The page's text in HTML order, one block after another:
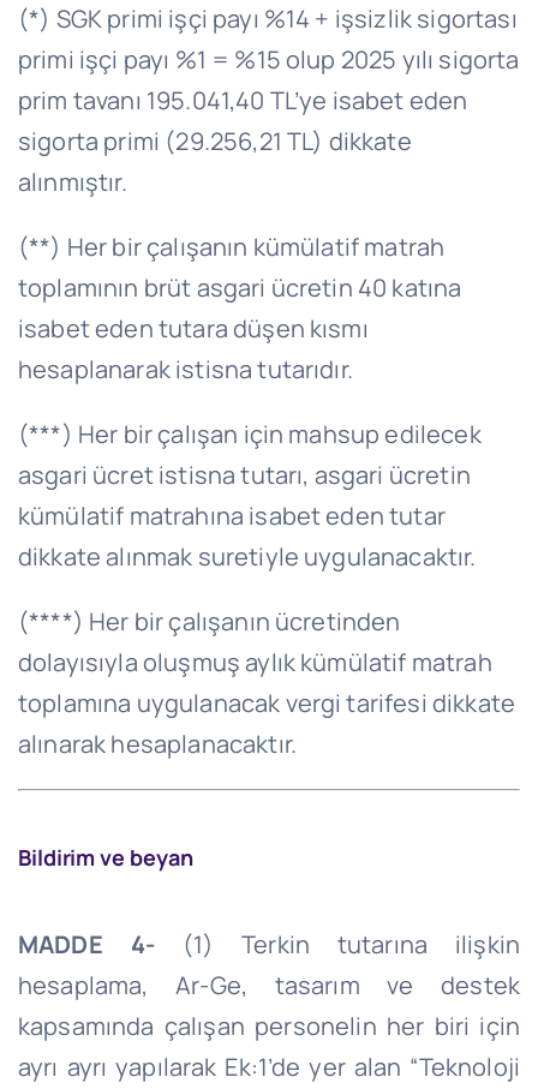
(*) SGK primi işçi payı %14 + işsizlik sigortası
primi işçi payı %1 = %15 olup 2025 yılı sigorta
prim tavanı 195.041,40 TL’ye isabet eden
sigorta primi (29.256,21 TL) dikkate
alınmıştır.
(**) Her bir çalışanın kümülatif matrah
toplamının brüt asgari ücretin 40 katına
isabet eden tutara düşen kısmı
hesaplanarak istisna tutarıdır.
(***) Her bir çalışan için mahsup edilecek
asgari ücret istisna tutarı, asgari ücretin
kümülatif matrahına isabet eden tutar
dikkate alınmak suretiyle uygulanacaktır.
(****) Her bir çalışanın ücretinden
dolayısıyla oluşmuş aylık kümülatif matrah
toplamına uygulanacak vergi tarifesi dikkate
alınarak hesaplanacaktır.
Bildirim ve beyan
MADDE 4-(1) Terkin tutarına ilişkin
hesaplama, Ar-Ge, tasarım ve destek
kapsamında çalışan personelin her biri için
ayrı ayrı yapılarak Ek:1’de yer alan “Teknoloji